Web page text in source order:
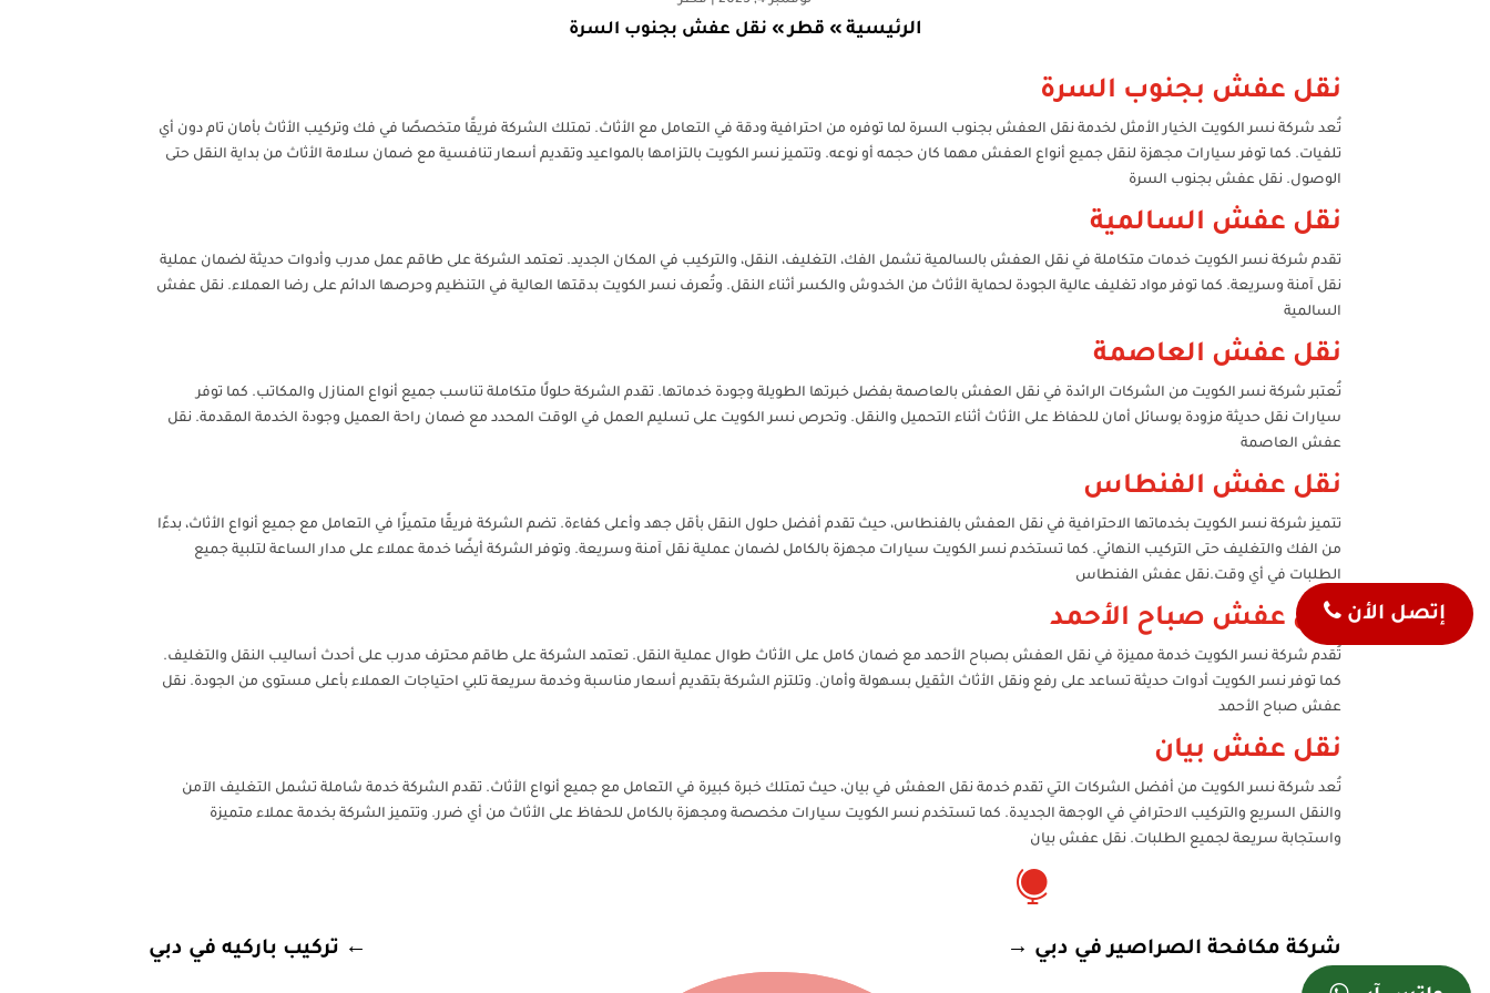
الرئيسية » قطر» نقل عفش بجنوب السرة
نقل عفش بجنوب السرة
تُعد شركة نسر الكويت الخيار الأمثل لخدمة نقل العفش بجنوب السرة لما توفره من احترافية ودقة في التعامل مع الأثاث. تمتلك الشركة فريقًا متخصصًا في فك وتركيب الأثاث بأمان تام دون أي
تلفيات. كما توفر سيارات مجهزة لنقل جميع أنواع العفش مهما كان حجمه أو نوعه. وتتميز نسر الكويت بالتزامها بالمواعيد وتقديم أسعار تنافسية مع ضمان سلامة الأثاث من بداية النقل حتى
الوصول. نقل عفش بجنوب السرة
نقل عفش السالمية
تقدم شركة نسر الكويت خدمات متكاملة في نقل العفش بالسالمية تشمل الفك، التغليف، النقل، والتركيب في المكان الجديد. تعتمد الشركة على طاقم عمل مدرب وأدوات حديثة لضمان عملية
نقل آمنة وسريعة. كما توفر مواد تغليف عالية الجودة لحماية الأثاث من الخدوش والكسر أثناء النقل. وتُعرف نسر الكويت بدقتها العالية في التنظيم وحرصها الدائم على رضا العملاء. نقل عفش
السالمية
نقل عفش العاصمة
تُعتبر شركة نسر الكويت من الشركات الرائدة في نقل العفش بالعاصمة بفضل خبرتها الطويلة وجودة خدماتها. تقدم الشركة حلولًا متكاملة تناسب جميع أنواع المنازل والمكاتب. كما توفر
سيارات نقل حديثة مزودة بوسائل أمان للحفاظ على الأثاث أثناء التحميل والنقل. وتحرص نسر الكويت على تسليم العمل في الوقت المحدد مع ضمان راحة العميل وجودة الخدمة المقدمة. نقل
عفش العاصمة
نقل عفش الفنطاس
تتميز شركة نسر الكويت بخدماتها الاحترافية في نقل العفش بالفنطاس، حيث تقدم أفضل حلول النقل بأقل جهد وأعلى كفاءة. تضم الشركة فريقًا متميزًا في التعامل مع جميع أنواع الأثاث، بدءًا
من الفك والتغليف حتى التركيب النهائي. كما تستخدم نسر الكويت سيارات مجهزة بالكامل لضمان عملية نقل آمنة وسريعة. وتوفر الشركة أيضًا خدمة عملاء على مدار الساعة لتلبية جميع
الطلبات في أي وقت.نقل عفش الفنطاس
نقل عفش صباح الأحمد
تُقدم شركة نسر الكويت خدمة مميزة في نقل العفش بصباح الأحمد مع ضمان كامل على الأثاث طوال عملية النقل. تعتمد الشركة على طاقم محترف مدرب على أحدث أساليب النقل والتغليف.
كما توفر نسر الكويت أدوات حديثة تساعد على رفع ونقل الأثاث الثقيل بسهولة وأمان. وتلتزم الشركة بتقديم أسعار مناسبة وخدمة سريعة تلبي احتياجات العملاء بأعلى مستوى من الجودة. نقل
عفش صباح الأحمد
نقل عفش بيان
تُعد شركة نسر الكويت من أفضل الشركات التي تقدم خدمة نقل العفش في بيان، حيث تمتلك خبرة كبيرة في التعامل مع جميع أنواع الأثاث. تقدم الشركة خدمة شاملة تشمل التغليف الآمن
والنقل السريع والتركيب الاحترافي في الوجهة الجديدة. كما تستخدم نسر الكويت سيارات مخصصة ومجهزة بالكامل للحفاظ على الأثاث من أي ضرر. وتتميز الشركة بخدمة عملاء متميزة
واستجابة سريعة لجميع الطلبات. نقل عفش بيان

← تركيب باركيه في دبي شركة مكافحة الصراصير في دبي →
إتصل الأن